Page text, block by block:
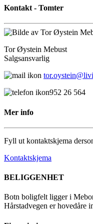
(Command)
og
trykk
+
for
å
forstørre
eller
-
å
Kontakt - Tomter
Tor Øystein Mebust
Salgsansvarlig
952 26 564
Mer info
Fyll ut kontaktskjema
Kontaktskjema
BELIGGENHET
Botn boligfelt ligger i
Hårstadvegen er hovedåre